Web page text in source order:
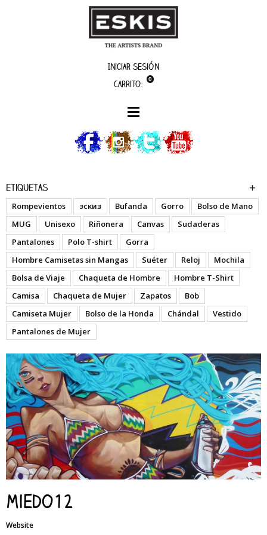
Iniciar sesión
Carrito:
0
artistas
Etiquetas
Rompevientos эскиз Bufanda Gorro
Bolso de Mano
MUG
Unisexo Riñonera Canvas
Sudaderas
Pantalones
Polo T-shirt
Gorra
Hombre Camisetas sin Mangas
Suéter Reloj
Mochila
Bolsa de Viaje
Chaqueta de Hombre
Hombre T-Shirt
Camisa
Chaqueta de Mujer Zapatos
Bob
Camiseta Mujer
Bolso de la Honda Chándal
Vestido
Pantalones de Mujer
Miedo12
Website